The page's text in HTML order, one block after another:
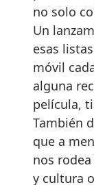
no solo
Un
esas
móvil
alguna
película,
También
que a
nos
y cultura